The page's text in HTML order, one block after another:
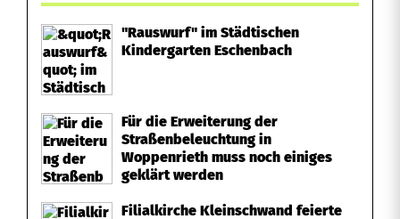
"Rauswurf" im Städtischen
Kindergarten Eschenbach
Für die Erweiterung der
Straßenbeleuchtung in
Woppenrieth muss noch einiges
geklärt werden
Filialkirche Kleinschwand feierte